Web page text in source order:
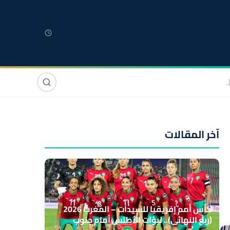
صوت وصورة
آخر المقالات
كأس أمم إفريقيا للسيدات – المغرب 2026
(ربع النهائي).. لبؤات الأطلس أمام جنوب